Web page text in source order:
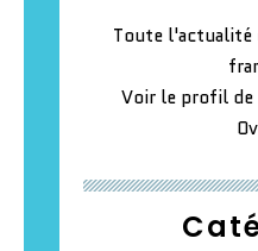
Toute l'actualité
Voir le profil de